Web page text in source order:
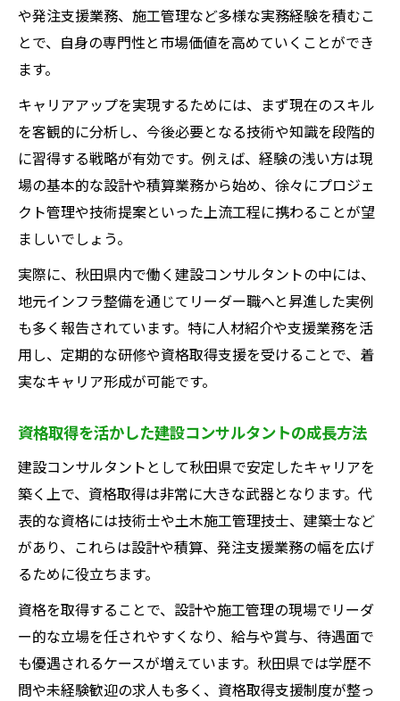
や発注支援業務、施工管理など多様な実務経験を積むこ
とで、自身の専門性と市場価値を高めていくことができ
ます。
キャリアアップを実現するためには、まず現在のスキル
を客観的に分析し、今後必要となる技術や知識を段階的
に習得する戦略が有効です。例えば、経験の浅い方は現
場の基本的な設計や積算業務から始め、徐々にプロジェ
クト管理や技術提案といった上流工程に携わることが望
ましいでしょう。
実際に、秋田県内で働く建設コンサルタントの中には、
地元インフラ整備を通じてリーダー職へと昇進した実例
も多く報告されています。特に人材紹介や支援業務を活
用し、定期的な研修や資格取得支援を受けることで、着
実なキャリア形成が可能です。
資格取得を活かした建設コンサルタントの成長方法
建設コンサルタントとして秋田県で安定したキャリアを
築く上で、資格取得は非常に大きな武器となります。代
表的な資格には技術士や土木施工管理技士、建築士など
があり、これらは設計や積算、発注支援業務の幅を広げ
るために役立ちます。
資格を取得することで、設計や施工管理の現場でリーダ
ー的な立場を任されやすくなり、給与や賞与、待遇面で
も優遇されるケースが増えています。秋田県では学歴不
問や未経験歓迎の求人も多く、資格取得支援制度が整っ